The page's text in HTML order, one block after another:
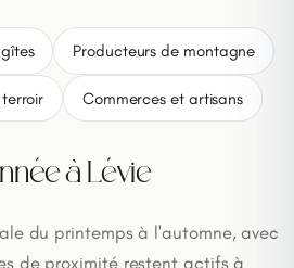
Producteurs de montagne
Commerces et artisans
à Lévie
du printemps à l'automne, avec
de proximité restent actifs à